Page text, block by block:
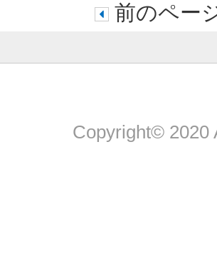
前のペー
Copyright© 2020